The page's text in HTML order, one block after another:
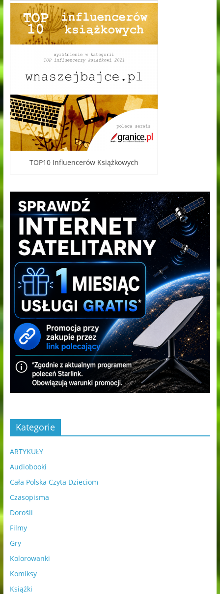
TOP10 Influencerów Książkowych
Kategorie
ARTYKUŁY
Audiobooki
Cała Polska Czyta Dzieciom
Czasopisma
Dorośli
Filmy
Gry
Kolorowanki
Komiksy
Książki